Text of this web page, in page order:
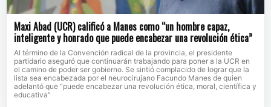
Maxi Abad (UCR) calificó a Manes como “un hombre capaz,
inteligente y honrado que puede encabezar una revolución ética”
Al término de la Convención radical de la provincia, el presidente
partidario aseguró que continuarán trabajando para poner a la UCR en
el camino de poder ser gobierno. Se sintió complacido de lograr que la
lista sea encabezada por el neurocirujano Facundo Manes de quien
adelantó que “puede encabezar una revolución ética, moral, científica y
educativa”